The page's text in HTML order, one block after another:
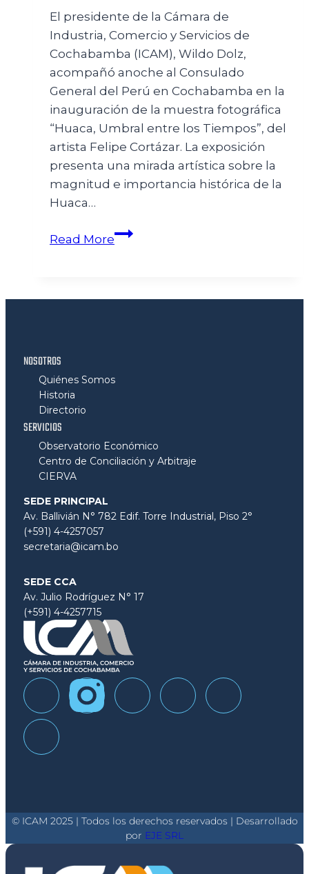
El presidente de la Cámara de
Industria, Comercio y Servicios de
Cochabamba (ICAM), Wildo Dolz,
acompañó anoche al Consulado
General del Perú en Cochabamba en la
inauguración de la muestra fotográfica
“Huaca, Umbral entre los Tiempos”, del
artista Felipe Cortázar. La exposición
presenta una mirada artística sobre la
magnitud e importancia histórica de la
Huaca…
Read More
NOSOTROS
Quiénes Somos
Historia
Directorio
SERVICIOS
Observatorio Económico
Centro de Conciliación y Arbitraje
CIERVA
SEDE PRINCIPAL
Av. Ballivián N° 782 Edif. Torre Industrial, Piso 2°
(+591) 4-4257057
secretaria@icam.bo
SEDE CCA
Av. Julio Rodríguez N° 17
(+591) 4-4257715
© ICAM 2025 | Todos los derechos reservados | Desarrollado
por EJE SRL